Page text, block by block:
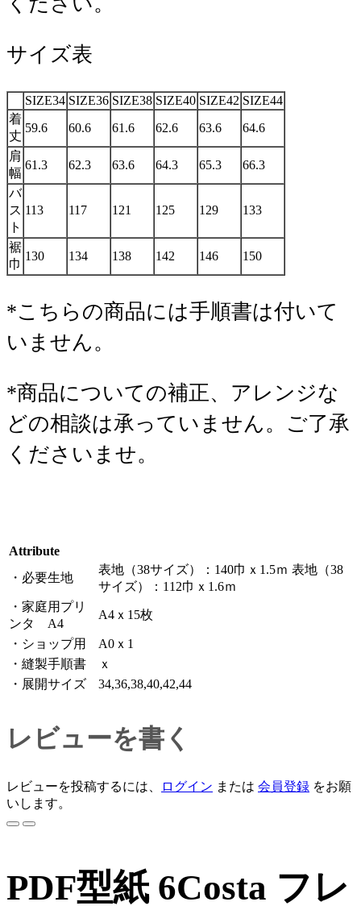
サイズ表
SIZE34 SIZE36 SIZE38 SIZE40 SIZE42 SIZE44
着
丈
59.6 60.6 61.6 62.6 63.6 64.6
肩
幅
61.3 62.3 63.6 64.3 65.3 66.3
バ
ス
ト
113 117 121 125 129 133
裾
巾
130 134 138 142 146 150
*こちらの商品には手順書は付いて
いません。
*商品についての補正、アレンジな
どの相談は承っていません。ご了承
くださいませ。
Attribute
・必要生地
表地（38サイズ）：140巾ｘ1.5ｍ 表地（38
サイズ）：112巾ｘ1.6ｍ
・家庭用プリ
ンタ A4
A4ｘ15枚
・ショップ用
A0ｘ1
・縫製手順書
ｘ
・展開サイズ
34,36,38,40,42,44
レビューを書く
レビューを投稿するには、 ログイン または 会員登録 をお願
いします。
PDF型紙 6Costa フレ